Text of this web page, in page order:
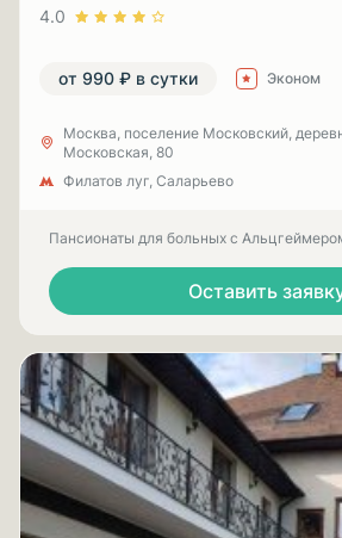
4.0
от 990 ₽ в сутки Эконом
Москва, поселение Московский,
Московская, 80
Филатов луг, Саларьево
Пансионаты для больных с
Оставить